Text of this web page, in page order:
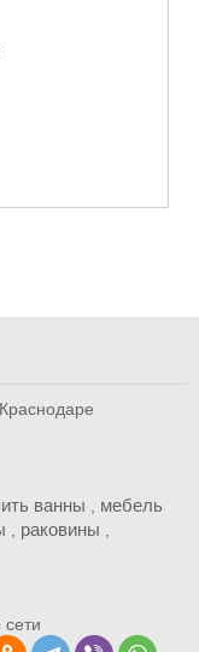
ванны
мебель
раковины